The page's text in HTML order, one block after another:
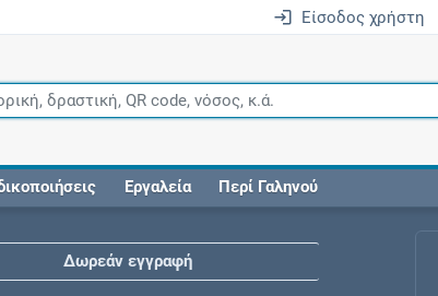
Είσοδος χρήστη
Εργαλεία Περί Γαληνού
Δωρεάν εγγραφή